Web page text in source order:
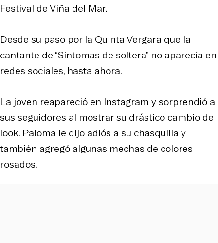
Festival de Viña del Mar.
Desde su paso por la Quinta Vergara que la
cantante de “Síntomas de soltera” no aparecía en
redes sociales, hasta ahora.
La joven reapareció en Instagram y sorprendió a
sus seguidores al mostrar su drástico cambio de
look. Paloma le dijo adiós a su chasquilla y
también agregó algunas mechas de colores
rosados.